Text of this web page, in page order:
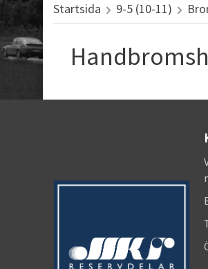
Startsida 9-5 (10-11)